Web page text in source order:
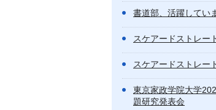
書道部、活躍してい
スケアードストレー
スケアードストレー
東京家政学院大学
題研究発表会